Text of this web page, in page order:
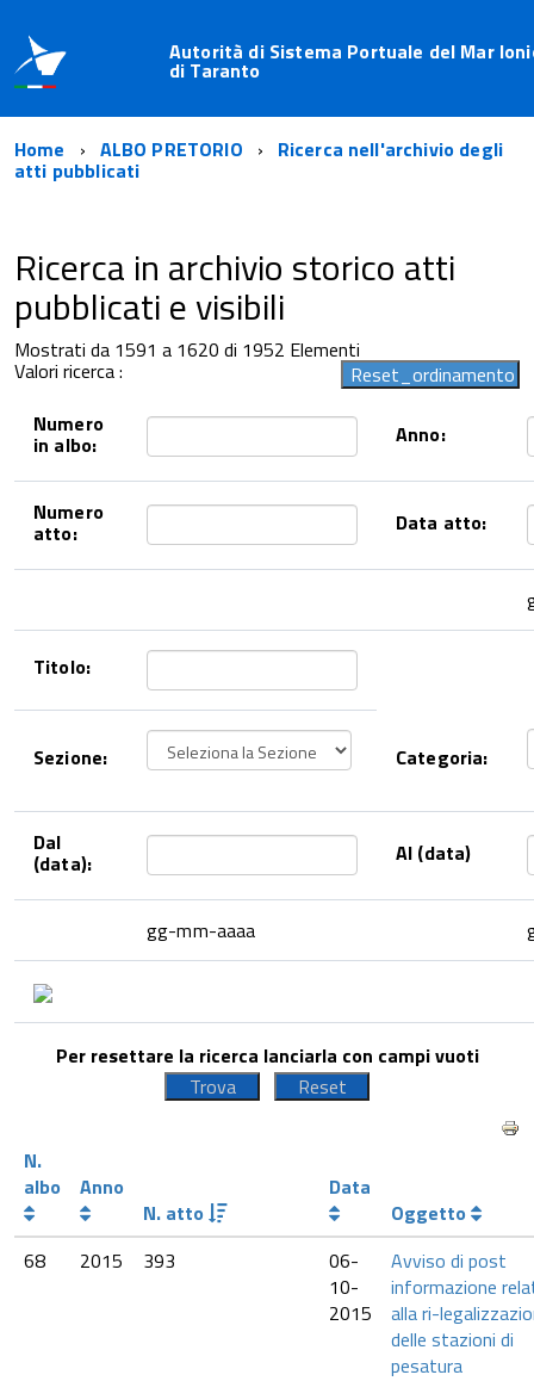
Autorità di Sistema Portuale del Mar
di Taranto
Home ALBO PRETORIO Ricerca nell'archivio degli
atti pubblicati
Ricerca in archivio storico atti
pubblicati e visibili
Mostrati da 1591 a 1620 di 1952 Elementi
Valori ricerca :
Numero
in albo: Anno:
Numero
atto: Data atto:
Titolo:
Sezione: Categoria:
Dal
(data): Al (data)
gg-mm-aaaa
Per resettare la ricerca lanciarla con campi vuoti
N.
albo
Anno
N. atto
Data
Oggetto
68
2015 393
06-
10-
2015
Avviso di post
informazione
alla ri-
delle stazioni di
pesatura